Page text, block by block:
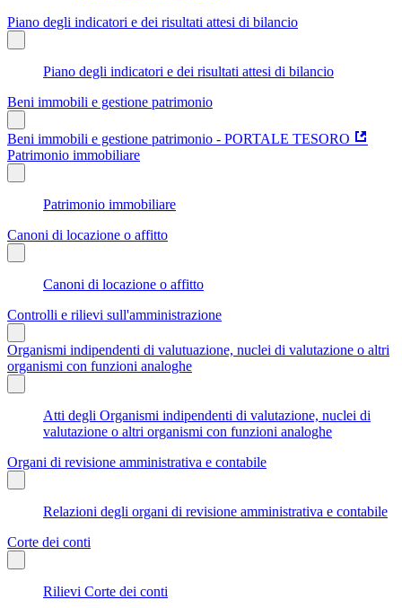
Piano degli indicatori e dei risultati attesi di bilancio
Piano degli indicatori e dei risultati attesi di bilancio
Beni immobili e gestione patrimonio
Beni immobili e gestione patrimonio - PORTALE TESORO
Patrimonio immobiliare
Patrimonio immobiliare
Canoni di locazione o affitto
Canoni di locazione o affitto
Controlli e rilievi sull'amministrazione
Organismi indipendenti di valutuazione, nuclei di valutazione o altri
organismi con funzioni analoghe
Atti degli Organismi indipendenti di valutazione, nuclei di
valutazione o altri organismi con funzioni analoghe
Organi di revisione amministrativa e contabile
Relazioni degli organi di revisione amministrativa e contabile
Corte dei conti
Rilievi Corte dei conti